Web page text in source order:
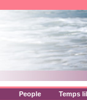
People Temps